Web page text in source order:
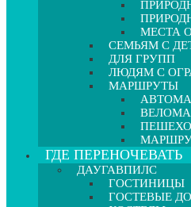
МЕСТА
СЕМЬЯМ С
ДЛЯ ГРУПП
ЛЮДЯМ С
МАРШРУТЫ
ГДЕ ПЕРЕНОЧЕВАТЬ
ДАУГАВПИЛС
ГОСТИНИЦЫ
ГОСТЕВЫЕ